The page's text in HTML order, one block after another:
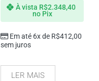
Em até 6x de R$412,00
sem juros
À vista R$2.348,40
no Pix
LER MAIS